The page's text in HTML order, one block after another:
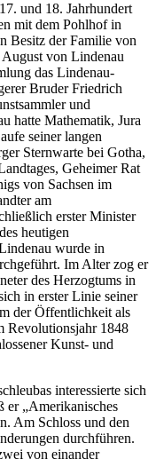
und 18. Jahrhundert
mit dem Pohlhof in
Besitz der Familie von
von Lindenau
das Lindenau-
Bruder Friedrich
und
hatte Mathematik, Jura
seiner langen
Sternwarte bei Gotha,
Geheimer Rat
von Sachsen im
am
erster Minister
heutigen
wurde in
Im Alter zog er
des Herzogtums in
in erster Linie seiner
der Öffentlichkeit als
Revolutionsjahr 1848
Kunst- und
interessierte sich
er „Amerikanisches
Am Schloss und den
durchführen.
von einander